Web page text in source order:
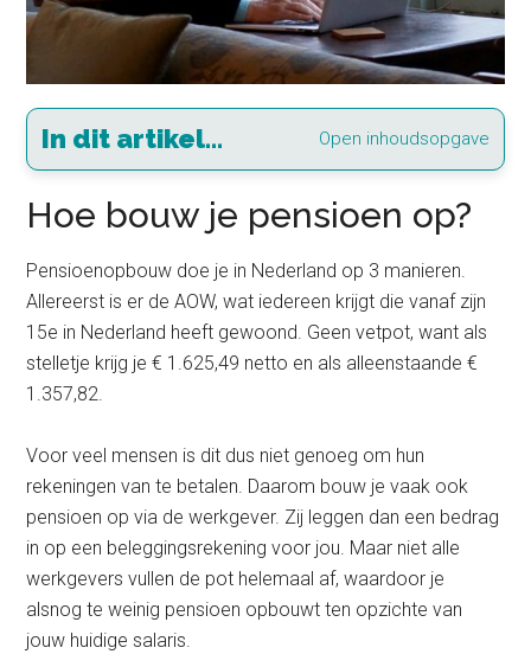
In dit artikel... Open inhoudsopgave
Hoe bouw je pensioen op?
Pensioenopbouw doe je in Nederland op 3 manieren.
Allereerst is er de AOW, wat iedereen krijgt die vanaf zijn
15e in Nederland heeft gewoond. Geen vetpot, want als
stelletje krijg je € 1.625,49 netto en als alleenstaande €
1.357,82.
Voor veel mensen is dit dus niet genoeg om hun
rekeningen van te betalen. Daarom bouw je vaak ook
pensioen op via de werkgever. Zij leggen dan een bedrag
in op een beleggingsrekening voor jou. Maar niet alle
werkgevers vullen de pot helemaal af, waardoor je
alsnog te weinig pensioen opbouwt ten opzichte van
jouw huidige salaris.